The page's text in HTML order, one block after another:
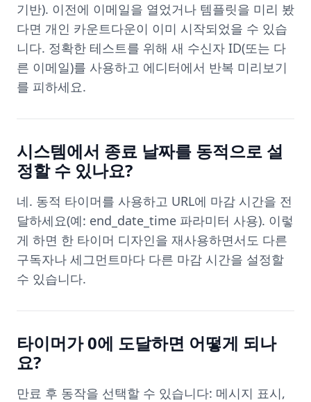
기반). 이전에 이메일을 열었거나 템플릿을 미리 봤
다면 개인 카운트다운이 이미 시작되었을 수 있습
니다. 정확한 테스트를 위해 새 수신자 ID(또는 다
른 이메일)를 사용하고 에디터에서 반복 미리보기
를 피하세요.
시스템에서 종료 날짜를 동적으로 설
정할 수 있나요?
네. 동적 타이머를 사용하고 URL에 마감 시간을 전
달하세요(예: end_date_time 파라미터 사용). 이렇
게 하면 한 타이머 디자인을 재사용하면서도 다른
구독자나 세그먼트마다 다른 마감 시간을 설정할
수 있습니다.
타이머가 0에 도달하면 어떻게 되나
요?
만료 후 동작을 선택할 수 있습니다: 메시지 표시,